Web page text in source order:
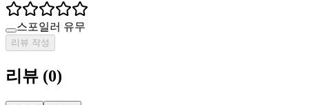
스포일러 유무
리뷰 작성
리뷰 (0)